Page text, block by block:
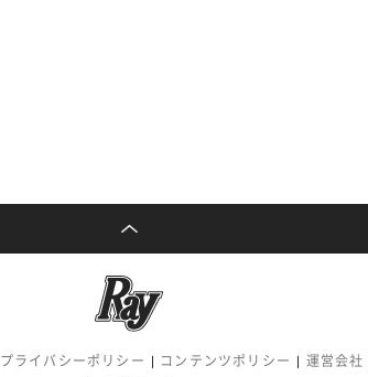
プライバシーポリシー コンテンツポリシー 運営会社